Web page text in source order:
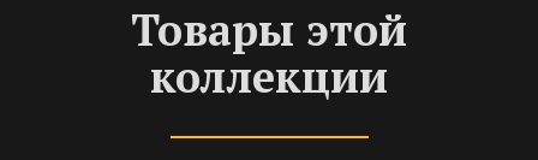
Товары этой
коллекции